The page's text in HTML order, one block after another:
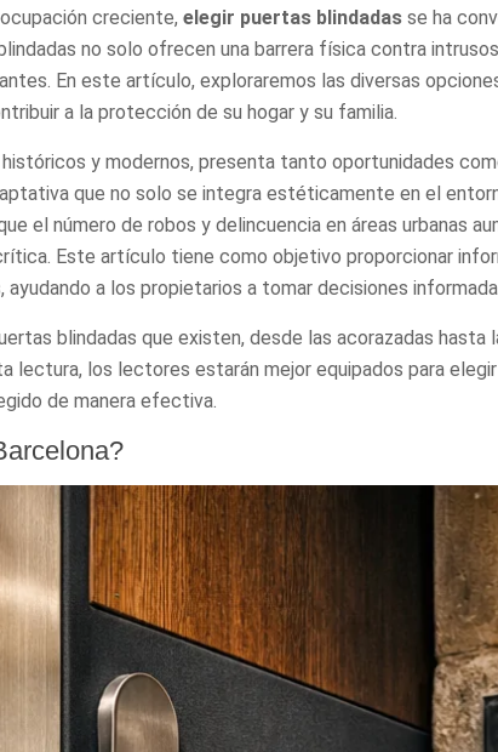
creciente,elegir puertas blindadas se ha
no solo ofrecen una barrera física contra
En este artículo, exploraremos las diversas
a la protección de su hogar y su familia.
y modernos, presenta tanto oportunidades
que no solo se integra estéticamente en el
el número de robos y delincuencia en áreas urbanas
Este artículo tiene como objetivo proporcionar
a los propietarios a tomar decisiones
blindadas que existen, desde las acorazadas hasta
lectura, los lectores estarán mejor equipados para
de manera efectiva.